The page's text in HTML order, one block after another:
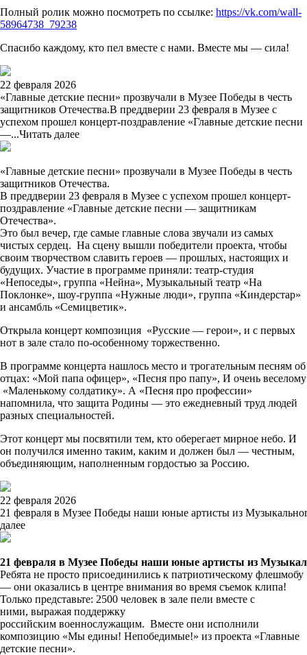
Полный ролик можно посмотреть по ссылке: https://vk.com/wall-
58964738_79238
Спасибо каждому, кто пел вместе с нами. Вместе мы — сила!
22 февраля 2026
«Главные детские песни» прозвучали в Музее Победы в честь
защитников Отечества.В преддверии 23 февраля в Музее с
успехом прошел концерт-поздравление «Главные детские песни
—...Читать далее
«Главные детские песни» прозвучали в Музее Победы в честь
защитников Отечества.
В преддверии 23 февраля в Музее с успехом прошел концерт-
поздравление «Главные детские песни — защитникам
Отечества».
Это был вечер, где самые главные слова звучали из самых
чистых сердец. На сцену вышли победители проекта, чтобы
своим творчеством славить героев — прошлых, настоящих и
будущих. Участие в программе приняли: театр-студия
«Непоседы», группа «Нейна», Музыкальный театр «На
Поклонке», шоу-группа «Нужные люди», группа «Киндерстар»
и ансамбль «Семицветик».
Открыла концерт композиция «Русские — герои», и с первых
нот в зале стало по-особенному торжественно.
В программе концерта нашлось место и трогательным песням об
отцах: «Мой папа офицер», «Песня про папу», И очень веселому
«Маленькому солдатику». А «Песня про профессии»
напомнила, что защита Родины — это ежедневный труд людей
разных специальностей.
Этот концерт мы посвятили тем, кто оберегает мирное небо. И
он получился именно таким, каким и должен был — честным,
объединяющим, наполненным гордостью за Россию.
22 февраля 2026
21 февраля в Музее Победы наши юные артисты из
далее
21 февраля в Музее Победы наши юные артисты из
Ребята не просто присоединились к патриотическому флешмобу
— они оказались в центре внимания во время съемок клипа!
Только представьте: 2500 человек в зале пели вместе с
ними, выражая поддержку
российским военнослужащим. Вместе они исполнили
композицию «Мы едины! Непобедимые!» из проекта «Главные
детские песни».